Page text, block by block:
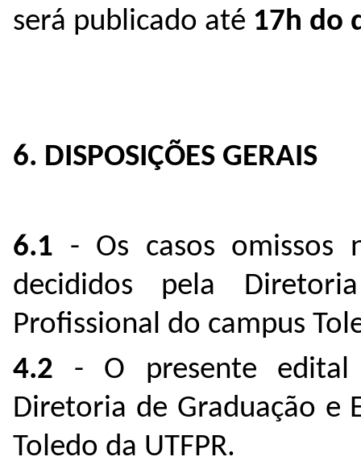
será publicado até 17h do
6. DISPOSIÇÕES GERAIS
6.1 - Os casos omissos
decididos pela
Profissional do campus
4.2 - O presente edital
Diretoria de Graduação e
Toledo da UTFPR.